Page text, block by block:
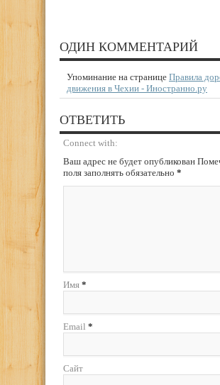
ОДИН КОММЕНТАРИЙ
Упоминание на странице Правила
движения в Чехии - Иностранно.ру
ОТВЕТИТЬ
Connect with:
Ваш адрес не будет опубликован
поля заполнять обязательно *
Имя *
Email *
Сайт